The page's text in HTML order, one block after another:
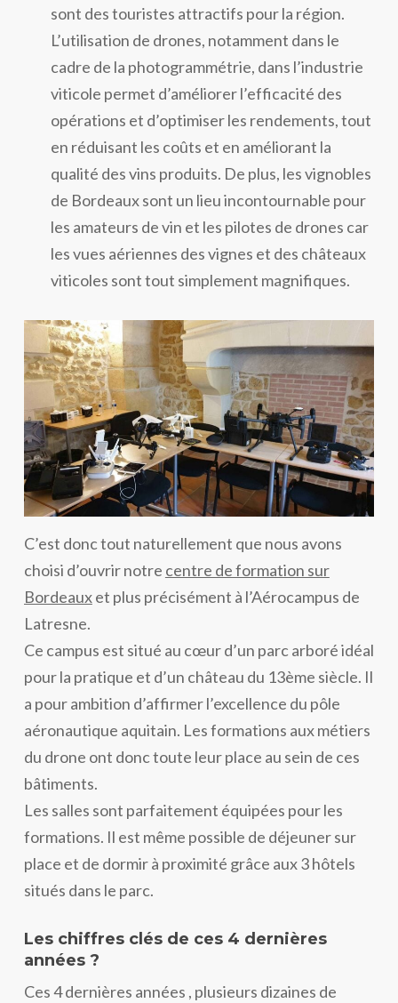
sont des touristes attractifs pour la région.
L’utilisation de drones, notamment dans le
cadre de la photogrammétrie, dans l’industrie
viticole permet d’améliorer l’efficacité des
opérations et d’optimiser les rendements, tout
en réduisant les coûts et en améliorant la
qualité des vins produits. De plus, les vignobles
de Bordeaux sont un lieu incontournable pour
les amateurs de vin et les pilotes de drones car
les vues aériennes des vignes et des châteaux
viticoles sont tout simplement magnifiques.
C’est donc tout naturellement que nous avons
choisi d’ouvrir notre centre de formation sur
Bordeauxet plus précisément à l’Aérocampus de
Latresne.
Ce campus est situé au cœur d’un parc arboré idéal
pour la pratique et d’un château du 13ème siècle. Il
a pour ambition d’affirmer l’excellence du pôle
aéronautique aquitain. Les formations aux métiers
du drone ont donc toute leur place au sein de ces
bâtiments.
Les salles sont parfaitement équipées pour les
formations. Il est même possible de déjeuner sur
place et de dormir à proximité grâce aux 3 hôtels
situés dans le parc.
Les chiffres clés de ces 4 dernières
années ?
Ces 4 dernières années , plusieurs dizaines de